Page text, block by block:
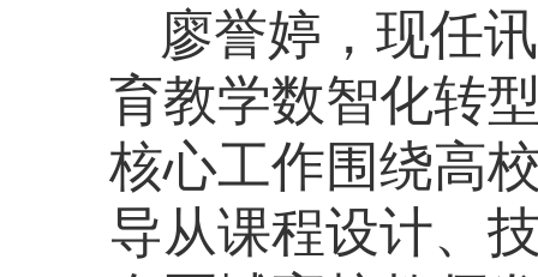
廖誉婷，现任
育教学数智化转
核心工作围绕高
导从课程设计、